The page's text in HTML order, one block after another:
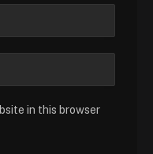
in this browser